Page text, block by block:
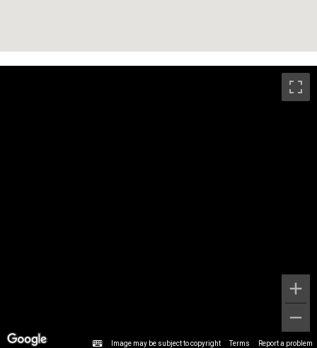
Image may be subject to copyright Terms Report a problem